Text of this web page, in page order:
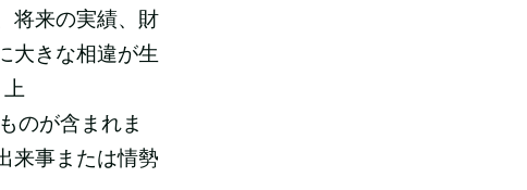
将来の実績、財
大きな相違が生
のが含まれま
来事または情勢